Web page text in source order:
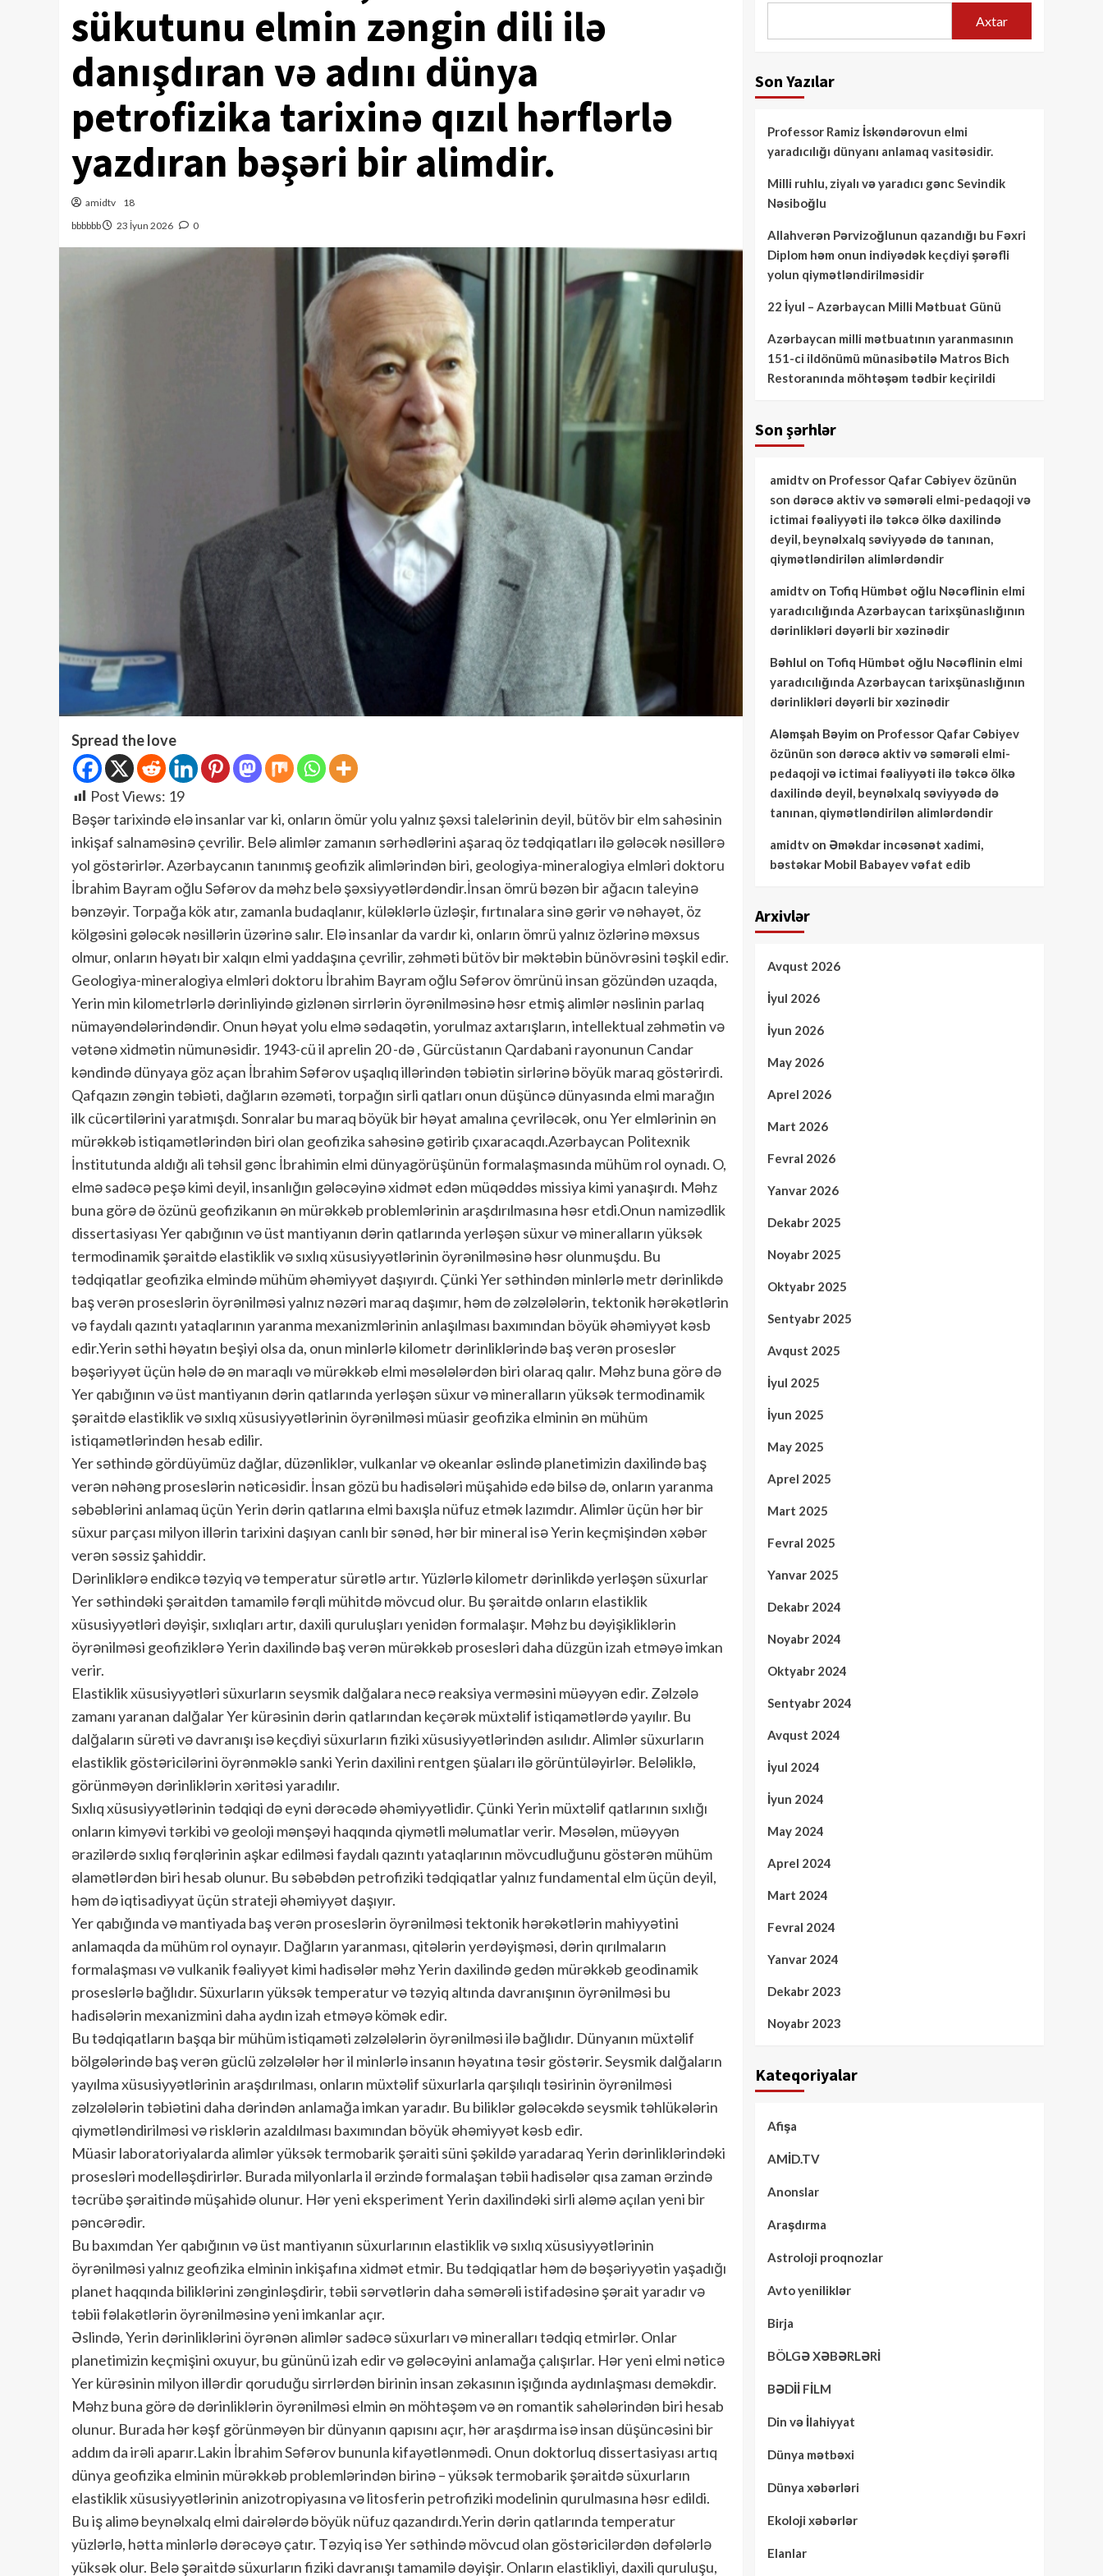
sükutunu elmin zəngin dili ilə
danışdıran və adını dünya
petrofizika tarixinə qızıl hərflərlə
yazdıran bəşəri bir alimdir.
amidtv
18
bbbbbb
23 İyun 2026 0
Spread the love
Post Views: 19
Bəşər tarixində elə insanlar var ki, onların ömür yolu yalnız şəxsi talelərinin deyil, bütöv bir elm sahəsinin
inkişaf salnaməsinə çevrilir. Belə alimlər zamanın sərhədlərini aşaraq öz tədqiqatları ilə gələcək nəsillərə
yol göstərirlər. Azərbaycanın tanınmış geofizik alimlərindən biri, geologiya-mineralogiya elmləri doktoru
İbrahim Bayram oğlu Səfərov da məhz belə şəxsiyyətlərdəndir.İnsan ömrü bəzən bir ağacın taleyinə
bənzəyir. Torpağa kök atır, zamanla budaqlanır, küləklərlə üzləşir, fırtınalara sinə gərir və nəhayət, öz
kölgəsini gələcək nəsillərin üzərinə salır. Elə insanlar da vardır ki, onların ömrü yalnız özlərinə məxsus
olmur, onların həyatı bir xalqın elmi yaddaşına çevrilir, zəhməti bütöv bir məktəbin bünövrəsini təşkil edir.
Geologiya-mineralogiya elmləri doktoru İbrahim Bayram oğlu Səfərov ömrünü insan gözündən uzaqda,
Yerin min kilometrlərlə dərinliyində gizlənən sirrlərin öyrənilməsinə həsr etmiş alimlər nəslinin parlaq
nümayəndələrindəndir. Onun həyat yolu elmə sədaqətin, yorulmaz axtarışların, intellektual zəhmətin və
vətənə xidmətin nümunəsidir. 1943-cü il aprelin 20 -də , Gürcüstanın Qardabani rayonunun Candar
kəndində dünyaya göz açan İbrahim Səfərov uşaqlıq illərindən təbiətin sirlərinə böyük maraq göstərirdi.
Qafqazın zəngin təbiəti, dağların əzəməti, torpağın sirli qatları onun düşüncə dünyasında elmi marağın
ilk cücərtilərini yaratmışdı. Sonralar bu maraq böyük bir həyat amalına çevriləcək, onu Yer elmlərinin ən
mürəkkəb istiqamətlərindən biri olan geofizika sahəsinə gətirib çıxaracaqdı.Azərbaycan Politexnik
İnstitutunda aldığı ali təhsil gənc İbrahimin elmi dünyagörüşünün formalaşmasında mühüm rol oynadı. O,
elmə sadəcə peşə kimi deyil, insanlığın gələcəyinə xidmət edən müqəddəs missiya kimi yanaşırdı. Məhz
buna görə də özünü geofizikanın ən mürəkkəb problemlərinin araşdırılmasına həsr etdi.Onun namizədlik
dissertasiyası Yer qabığının və üst mantiyanın dərin qatlarında yerləşən süxur və mineralların yüksək
termodinamik şəraitdə elastiklik və sıxlıq xüsusiyyətlərinin öyrənilməsinə həsr olunmuşdu. Bu
tədqiqatlar geofizika elmində mühüm əhəmiyyət daşıyırdı. Çünki Yer səthindən minlərlə metr dərinlikdə
baş verən proseslərin öyrənilməsi yalnız nəzəri maraq daşımır, həm də zəlzələlərin, tektonik hərəkətlərin
və faydalı qazıntı yataqlarının yaranma mexanizmlərinin anlaşılması baxımından böyük əhəmiyyət kəsb
edir.Yerin səthi həyatın beşiyi olsa da, onun minlərlə kilometr dərinliklərində baş verən proseslər
bəşəriyyət üçün hələ də ən maraqlı və mürəkkəb elmi məsələlərdən biri olaraq qalır. Məhz buna görə də
Yer qabığının və üst mantiyanın dərin qatlarında yerləşən süxur və mineralların yüksək termodinamik
şəraitdə elastiklik və sıxlıq xüsusiyyətlərinin öyrənilməsi müasir geofizika elminin ən mühüm
istiqamətlərindən hesab edilir.
Yer səthində gördüyümüz dağlar, düzənliklər, vulkanlar və okeanlar əslində planetimizin daxilində baş
verən nəhəng proseslərin nəticəsidir. İnsan gözü bu hadisələri müşahidə edə bilsə də, onların yaranma
səbəblərini anlamaq üçün Yerin dərin qatlarına elmi baxışla nüfuz etmək lazımdır. Alimlər üçün hər bir
süxur parçası milyon illərin tarixini daşıyan canlı bir sənəd, hər bir mineral isə Yerin keçmişindən xəbər
verən səssiz şahiddir.
Dərinliklərə endikcə təzyiq və temperatur sürətlə artır. Yüzlərlə kilometr dərinlikdə yerləşən süxurlar
Yer səthindəki şəraitdən tamamilə fərqli mühitdə mövcud olur. Bu şəraitdə onların elastiklik
xüsusiyyətləri dəyişir, sıxlıqları artır, daxili quruluşları yenidən formalaşır. Məhz bu dəyişikliklərin
öyrənilməsi geofiziklərə Yerin daxilində baş verən mürəkkəb prosesləri daha düzgün izah etməyə imkan
verir.
Elastiklik xüsusiyyətləri süxurların seysmik dalğalara necə reaksiya verməsini müəyyən edir. Zəlzələ
zamanı yaranan dalğalar Yer kürəsinin dərin qatlarından keçərək müxtəlif istiqamətlərdə yayılır. Bu
dalğaların sürəti və davranışı isə keçdiyi süxurların fiziki xüsusiyyətlərindən asılıdır. Alimlər süxurların
elastiklik göstəricilərini öyrənməklə sanki Yerin daxilini rentgen şüaları ilə görüntüləyirlər. Beləliklə,
görünməyən dərinliklərin xəritəsi yaradılır.
Sıxlıq xüsusiyyətlərinin tədqiqi də eyni dərəcədə əhəmiyyətlidir. Çünki Yerin müxtəlif qatlarının sıxlığı
onların kimyəvi tərkibi və geoloji mənşəyi haqqında qiymətli məlumatlar verir. Məsələn, müəyyən
ərazilərdə sıxlıq fərqlərinin aşkar edilməsi faydalı qazıntı yataqlarının mövcudluğunu göstərən mühüm
əlamətlərdən biri hesab olunur. Bu səbəbdən petrofiziki tədqiqatlar yalnız fundamental elm üçün deyil,
həm də iqtisadiyyat üçün strateji əhəmiyyət daşıyır.
Yer qabığında və mantiyada baş verən proseslərin öyrənilməsi tektonik hərəkətlərin mahiyyətini
anlamaqda da mühüm rol oynayır. Dağların yaranması, qitələrin yerdəyişməsi, dərin qırılmaların
formalaşması və vulkanik fəaliyyət kimi hadisələr məhz Yerin daxilində gedən mürəkkəb geodinamik
proseslərlə bağlıdır. Süxurların yüksək temperatur və təzyiq altında davranışının öyrənilməsi bu
hadisələrin mexanizmini daha aydın izah etməyə kömək edir.
Bu tədqiqatların başqa bir mühüm istiqaməti zəlzələlərin öyrənilməsi ilə bağlıdır. Dünyanın müxtəlif
bölgələrində baş verən güclü zəlzələlər hər il minlərlə insanın həyatına təsir göstərir. Seysmik dalğaların
yayılma xüsusiyyətlərinin araşdırılması, onların müxtəlif süxurlarla qarşılıqlı təsirinin öyrənilməsi
zəlzələlərin təbiətini daha dərindən anlamağa imkan yaradır. Bu biliklər gələcəkdə seysmik təhlükələrin
qiymətləndirilməsi və risklərin azaldılması baxımından böyük əhəmiyyət kəsb edir.
Müasir laboratoriyalarda alimlər yüksək termobarik şəraiti süni şəkildə yaradaraq Yerin dərinliklərindəki
prosesləri modelləşdirirlər. Burada milyonlarla il ərzində formalaşan təbii hadisələr qısa zaman ərzində
təcrübə şəraitində müşahidə olunur. Hər yeni eksperiment Yerin daxilindəki sirli aləmə açılan yeni bir
pəncərədir.
Bu baxımdan Yer qabığının və üst mantiyanın süxurlarının elastiklik və sıxlıq xüsusiyyətlərinin
öyrənilməsi yalnız geofizika elminin inkişafına xidmət etmir. Bu tədqiqatlar həm də bəşəriyyətin yaşadığı
planet haqqında biliklərini zənginləşdirir, təbii sərvətlərin daha səmərəli istifadəsinə şərait yaradır və
təbii fəlakətlərin öyrənilməsinə yeni imkanlar açır.
Əslində, Yerin dərinliklərini öyrənən alimlər sadəcə süxurları və mineralları tədqiq etmirlər. Onlar
planetimizin keçmişini oxuyur, bu gününü izah edir və gələcəyini anlamağa çalışırlar. Hər yeni elmi nəticə
Yer kürəsinin milyon illərdir qoruduğu sirrlərdən birinin insan zəkasının işığında aydınlaşması deməkdir.
Məhz buna görə də dərinliklərin öyrənilməsi elmin ən möhtəşəm və ən romantik sahələrindən biri hesab
olunur. Burada hər kəşf görünməyən bir dünyanın qapısını açır, hər araşdırma isə insan düşüncəsini bir
addım da irəli aparır.Lakin İbrahim Səfərov bununla kifayətlənmədi. Onun doktorluq dissertasiyası artıq
dünya geofizika elminin mürəkkəb problemlərindən birinə – yüksək termobarik şəraitdə süxurların
elastiklik xüsusiyyətlərinin anizotropiyasına və litosferin petrofiziki modelinin qurulmasına həsr edildi.
Bu iş alimə beynəlxalq elmi dairələrdə böyük nüfuz qazandırdı.Yerin dərin qatlarında temperatur
yüzlərlə, hətta minlərlə dərəcəyə çatır. Təzyiq isə Yer səthində mövcud olan göstəricilərdən dəfələrlə
yüksək olur. Belə şəraitdə süxurların fiziki davranışı tamamilə dəyişir. Onların elastikliyi, daxili quruluşu,
Axtar
Son Yazılar
Professor Ramiz İskəndərovun elmi
yaradıcılığı dünyanı anlamaq vasitəsidir.
Milli ruhlu, ziyalı və yaradıcı gənc Sevindik
Nəsiboğlu
Allahverən Pərvizoğlunun qazandığı bu Fəxri
Diplom həm onun indiyədək keçdiyi şərəfli
yolun qiymətləndirilməsidir
22 İyul – Azərbaycan Milli Mətbuat Günü
Azərbaycan milli mətbuatının yaranmasının
151-ci ildönümü münasibətilə Matros Bich
Restoranında möhtəşəm tədbir keçirildi
Son şərhlər
amidtvon Professor Qafar Cəbiyev özünün
son dərəcə aktiv və səmərəli elmi-pedaqoji və
ictimai fəaliyyəti ilə təkcə ölkə daxilində
deyil, beynəlxalq səviyyədə də tanınan,
qiymətləndirilən alimlərdəndir
amidtvon Tofiq Hümbət oğlu Nəcəflinin elmi
yaradıcılığında Azərbaycan tarixşünaslığının
dərinlikləri dəyərli bir xəzinədir
Bəhlul on Tofiq Hümbət oğlu Nəcəflinin elmi
yaradıcılığında Azərbaycan tarixşünaslığının
dərinlikləri dəyərli bir xəzinədir
Aləmşah Bəyim on Professor Qafar Cəbiyev
özünün son dərəcə aktiv və səmərəli elmi-
pedaqoji və ictimai fəaliyyəti ilə təkcə ölkə
daxilində deyil, beynəlxalq səviyyədə də
tanınan, qiymətləndirilən alimlərdəndir
amidtvon Əməkdar incəsənət xadimi,
bəstəkar Mobil Babayev vəfat edib
Arxivlər
Avqust 2026
İyul 2026
İyun 2026
May 2026
Aprel 2026
Mart 2026
Fevral 2026
Yanvar 2026
Dekabr 2025
Noyabr 2025
Oktyabr 2025
Sentyabr 2025
Avqust 2025
İyul 2025
İyun 2025
May 2025
Aprel 2025
Mart 2025
Fevral 2025
Yanvar 2025
Dekabr 2024
Noyabr 2024
Oktyabr 2024
Sentyabr 2024
Avqust 2024
İyul 2024
İyun 2024
May 2024
Aprel 2024
Mart 2024
Fevral 2024
Yanvar 2024
Dekabr 2023
Noyabr 2023
Kateqoriyalar
Afişa
AMİD.TV
Anonslar
Araşdırma
Astroloji proqnozlar
Avto yeniliklər
Birja
BÖLGƏ XƏBƏRLƏRİ
BƏDİİ FİLM
Din və İlahiyyat
Dünya mətbəxi
Dünya xəbərləri
Ekoloji xəbərlər
Elanlar